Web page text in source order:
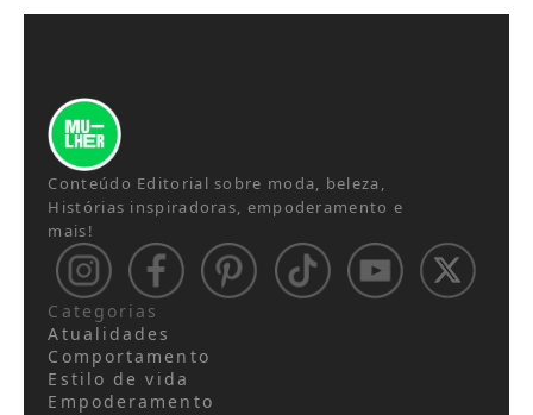
Conteúdo Editorial sobre moda, beleza,
Histórias inspiradoras, empoderamento e
mais!
Categorias
Atualidades
Comportamento
Estilo de vida
Empoderamento